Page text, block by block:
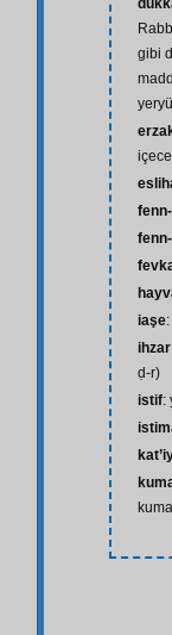
gibi
iaşe
ḍ-r)
istif: